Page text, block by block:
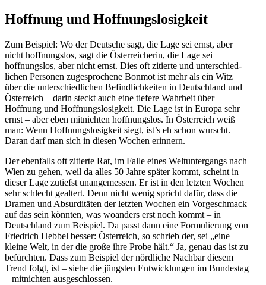
Hoffnung und Hoffnungslosigkeit
Zum Beispiel: Wo der Deutsche sagt, die Lage sei ernst, aber
nicht hoffnungslos, sagt die Öster­rei­cherin, die Lage sei
hoffnungslos, aber nicht ernst. Dies oft zitierte und unter­schied­
lichen Personen zugespro­chene Bonmot ist mehr als ein Witz
über die unter­schied­lichen Befind­lich­keiten in Deutschland und
Öster­reich – darin steckt auch eine tiefere Wahrheit über
Hoffnung und Hoffnungs­lo­sigkeit. Die Lage ist in Europa sehr
ernst – aber eben mitnichten hoffnungslos. In Öster­reich weiß
man: Wenn Hoffnungs­lo­sigkeit siegt, ist’s eh schon wurscht.
Daran darf man sich in diesen Wochen erinnern.
Der ebenfalls oft zitierte Rat, im Falle eines Weltun­ter­gangs nach
Wien zu gehen, weil da alles 50 Jahre später kommt, scheint in
dieser Lage zutiefst unange­messen. Er ist in den letzten Wochen
sehr schlecht gealtert. Denn nicht wenig spricht dafür, dass die
Dramen und Absur­di­täten der letzten Wochen ein Vorge­schmack
auf das sein könnten, was woanders erst noch kommt – in
Deutschland zum Beispiel. Da passt dann eine Formu­lierung von
Friedrich Hebbel besser: Öster­reich, so schrieb der, sei „eine
kleine Welt, in der die große ihre Probe hält.“ Ja, genau das ist zu
befürchten. Dass zum Beispiel der nördliche Nachbar diesem
Trend folgt, ist – siehe die jüngsten Entwick­lungen im Bundestag
– mitnichten ausgeschlossen.